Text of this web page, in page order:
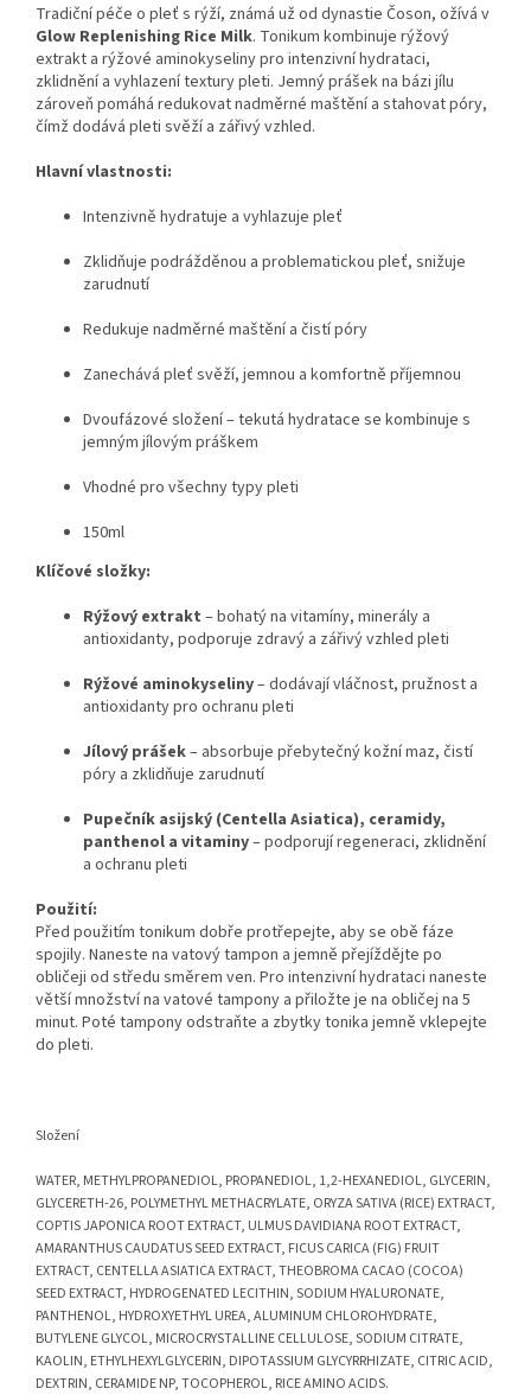
Tradiční péče o pleť s rýží, známá už od dynastie Čoson, ožívá v
Glow Replenishing Rice Milk. Tonikum kombinuje rýžový
extrakt a rýžové aminokyseliny pro intenzivní hydrataci,
zklidnění a vyhlazení textury pleti. Jemný prášek na bázi jílu
zároveň pomáhá redukovat nadměrné maštění a stahovat póry,
čímž dodává pleti svěží a zářivý vzhled.
Hlavní vlastnosti:
Intenzivně hydratuje a vyhlazuje pleť
Zklidňuje podrážděnou a problematickou pleť, snižuje
zarudnutí
Redukuje nadměrné maštění a čistí póry
Zanechává pleť svěží, jemnou a komfortně příjemnou
Dvoufázové složení – tekutá hydratace se kombinuje s
jemným jílovým práškem
Vhodné pro všechny typy pleti
150ml
Klíčové složky:
Rýžový extrakt – bohatý na vitamíny, minerály a
antioxidanty, podporuje zdravý a zářivý vzhled pleti
Rýžové aminokyseliny– dodávají vláčnost, pružnost a
antioxidanty pro ochranu pleti
Jílový prášek– absorbuje přebytečný kožní maz, čistí
póry a zklidňuje zarudnutí
Pupečník asijský (Centella Asiatica), ceramidy,
panthenol a vitaminy– podporují regeneraci, zklidnění
a ochranu pleti
Použití:
Před použitím tonikum dobře protřepejte, aby se obě fáze
spojily. Naneste na vatový tampon a jemně přejíždějte po
obličeji od středu směrem ven. Pro intenzivní hydrataci naneste
větší množství na vatové tampony a přiložte je na obličej na 5
minut. Poté tampony odstraňte a zbytky tonika jemně vklepejte
do pleti.
Složení
WATER, METHYLPROPANEDIOL, PROPANEDIOL, 1,2-HEXANEDIOL, GLYCERIN,
GLYCERETH-26, POLYMETHYL METHACRYLATE, ORYZA SATIVA (RICE) EXTRACT,
COPTIS JAPONICA ROOT EXTRACT, ULMUS DAVIDIANA ROOT EXTRACT,
AMARANTHUS CAUDATUS SEED EXTRACT, FICUS CARICA (FIG) FRUIT
EXTRACT, CENTELLA ASIATICA EXTRACT, THEOBROMA CACAO (COCOA)
SEED EXTRACT, HYDROGENATED LECITHIN, SODIUM HYALURONATE,
PANTHENOL, HYDROXYETHYL UREA, ALUMINUM CHLOROHYDRATE,
BUTYLENE GLYCOL, MICROCRYSTALLINE CELLULOSE, SODIUM CITRATE,
KAOLIN, ETHYLHEXYLGLYCERIN, DIPOTASSIUM GLYCYRRHIZATE, CITRIC ACID,
DEXTRIN, CERAMIDE NP, TOCOPHEROL, RICE AMINO ACIDS.